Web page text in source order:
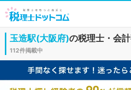
玉造駅(大阪府)の税理士・会
112件掲載中